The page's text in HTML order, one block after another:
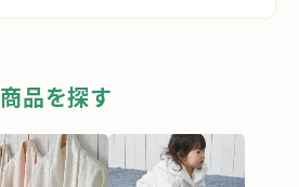
商品を探す